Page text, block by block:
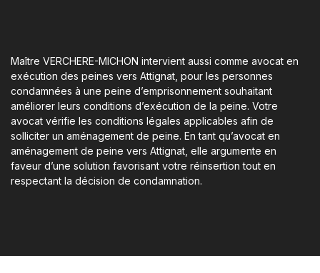
Maître VERCHERE-MICHON intervient aussi comme avocat en
exécution des peines vers Attignat, pour les personnes
condamnées à une peine d’emprisonnement souhaitant
améliorer leurs conditions d’exécution de la peine. Votre
avocat vérifie les conditions légales applicables afin de
solliciter un aménagement de peine. En tant qu’avocat en
aménagement de peine vers Attignat, elle argumente en
faveur d’une solution favorisant votre réinsertion tout en
respectant la décision de condamnation.